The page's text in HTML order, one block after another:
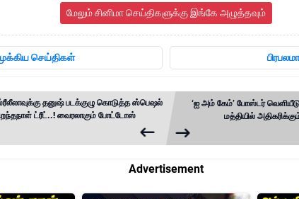
மேலும் சினிமா செய்திகளுக்கு இங்கே அழுத்தவும்
செய்திகள்
தனுஷ் படக்குழு கொடுத்த ஸ்பெஷல்
ட்ரீட்..! வைரலாகும் போட்டோஸ்
‘ஐ அம் கேம்’ போஸ்டர்
மத்தியில் அதிகரிக்கும்
Advertisement